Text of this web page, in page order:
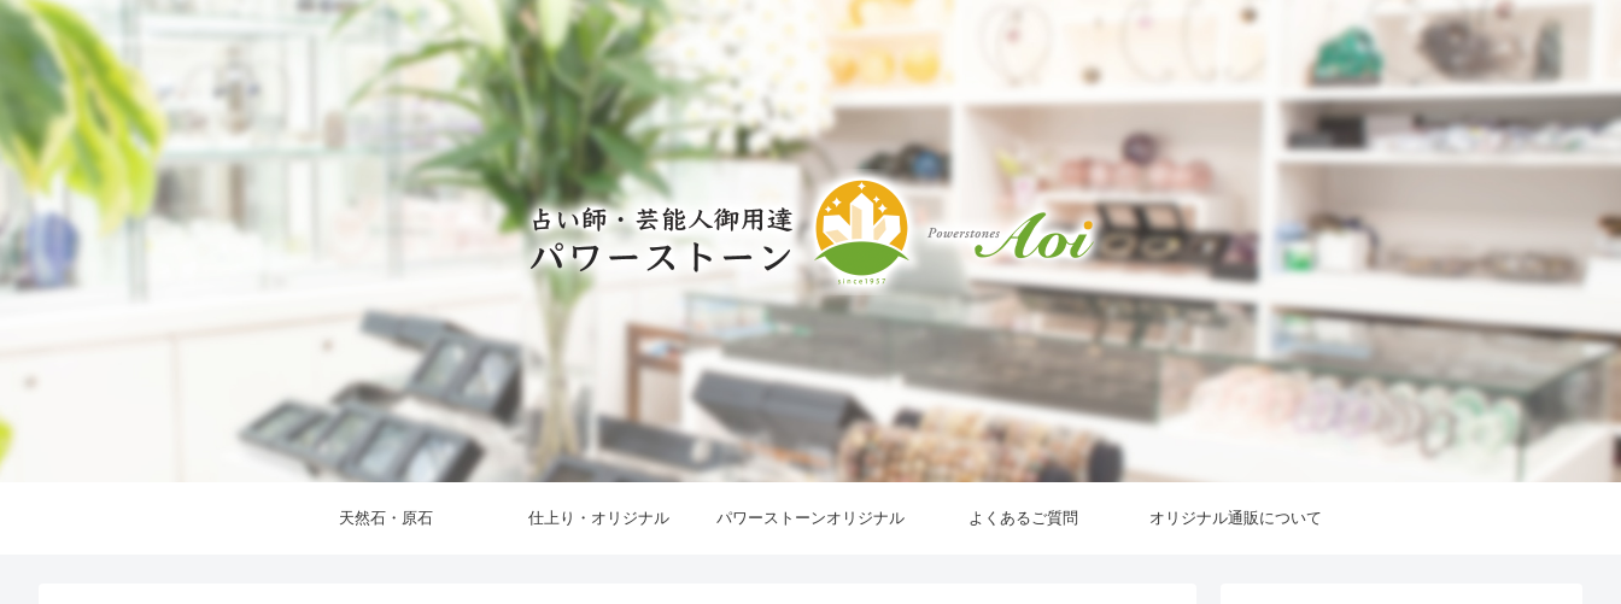
天然石・原石 仕上り・オリジナル パワーストーンオリジナル よくあるご質問 オリジナル通販について